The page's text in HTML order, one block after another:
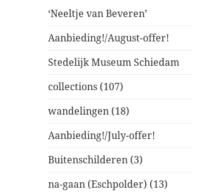
‘Neeltje van Beveren’
Aanbieding!/August-offer!
Stedelijk Museum Schiedam
collections (107)
wandelingen (18)
Aanbieding!/July-offer!
Buitenschilderen (3)
na-gaan (Eschpolder) (13)